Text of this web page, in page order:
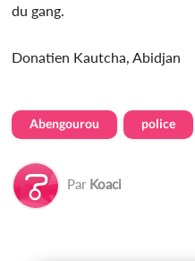
du gang.
Donatien Kautcha, Abidjan
Abengourou police
Par Koaci